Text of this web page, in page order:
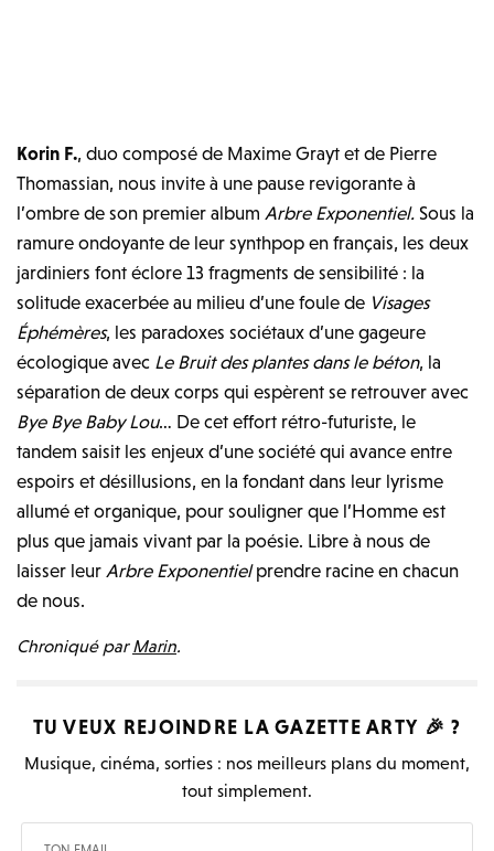
Korin F., duo composé de Maxime Grayt et de Pierre
Thomassian, nous invite à une pause revigorante à
l’ombre de son premier album Arbre Exponentiel. Sous la
ramure ondoyante de leur synthpop en français, les deux
jardiniers font éclore 13 fragments de sensibilité : la
solitude exacerbée au milieu d’une foule de Visages
Éphémères, les paradoxes sociétaux d’une gageure
écologique avec Le Bruit des plantes dans le béton, la
séparation de deux corps qui espèrent se retrouver avec
Bye Bye Baby Lou… De cet effort rétro-futuriste, le
tandem saisit les enjeux d’une société qui avance entre
espoirs et désillusions, en la fondant dans leur lyrisme
allumé et organique, pour souligner que l’Homme est
plus que jamais vivant par la poésie. Libre à nous de
laisser leur Arbre Exponentielprendre racine en chacun
de nous.
Chroniqué par Marin.
TU VEUX REJOINDRE LAGAZETTE ARTY 🎉 ?
Musique, cinéma, sorties : nos meilleurs plans du moment,
tout simplement.